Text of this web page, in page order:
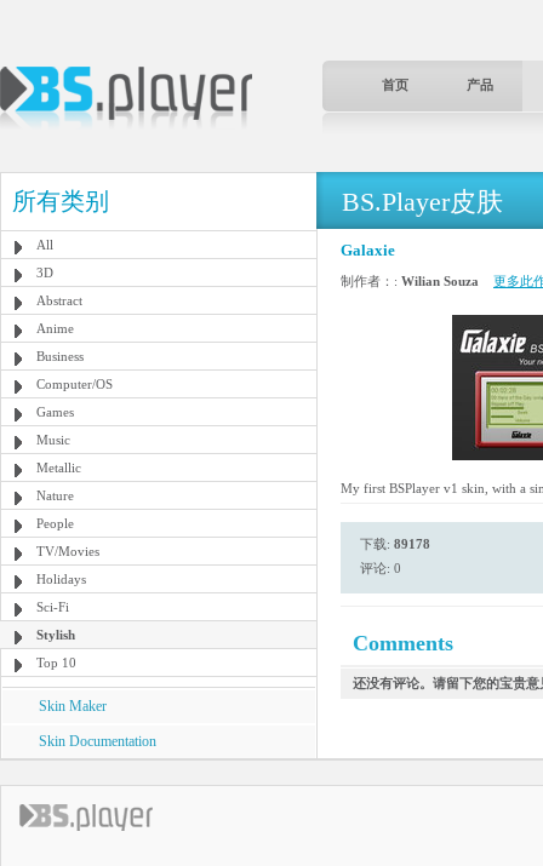
首页 产品
所有类别
All
3D
Abstract
Anime
Business
Computer/OS
Games
Music
Metallic
Nature
People
TV/Movies
Holidays
Sci-Fi
Stylish
Top 10
Skin Maker
Skin Documentation
BS.Player皮肤
Galaxie
制作者：: Wilian Souza 更多此
My first BSPlayer v1 skin, with a
下载: 89178
评论: 0
Comments
还没有评论。请留下您的宝贵意